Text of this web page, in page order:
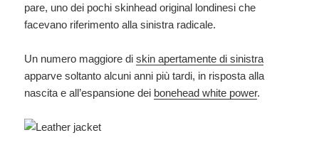
pare, uno dei pochi skinhead original londinesi che
facevano riferimento alla sinistra radicale.
Un numero maggiore diskin apertamente di sinistra
apparve soltanto alcuni anni più tardi, in risposta alla
nascita e all’espansione dei bonehead white power.